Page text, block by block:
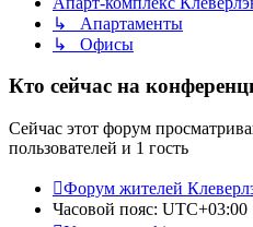
↳ Апартаменты
↳ Офисы
Кто сейчас на
Сейчас этот форум
пользователей и 1 гость
Форум жителей
Часовой пояс: UTC+03:00